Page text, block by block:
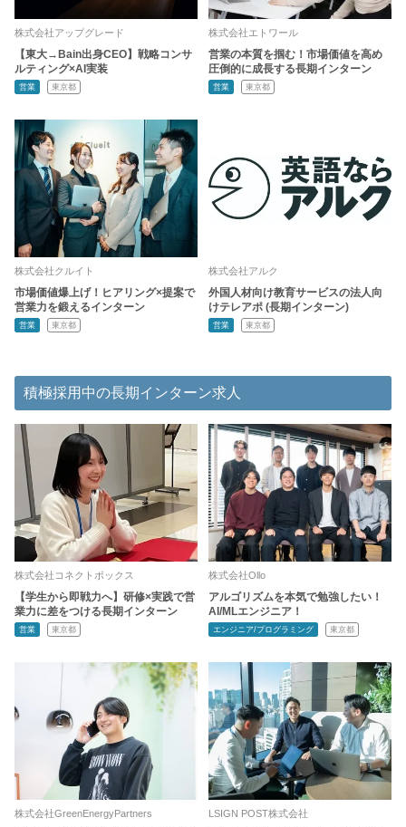
株式会社アップグレード
【東大→Bain出身CEO】戦略コンサ
ルティング×AI実装
営業 東京都
株式会社エトワール
営業の本質を掴む！市場価値を高め
圧倒的に成長する長期インターン
営業 東京都
株式会社クルイト
市場価値爆上げ！ヒアリング×提案で
営業力を鍛えるインターン
営業 東京都
株式会社アルク
外国人材向け教育サービスの法人向
けテレアポ (長期インターン)
営業 東京都
積極採用中の長期インターン求人
株式会社コネクトボックス
【学生から即戦力へ】研修×実践で営
業力に差をつける長期インターン
営業 東京都
株式会社Ollo
アルゴリズムを本気で勉強したい！
AI/MLエンジニア！
エンジニア/プログラミング 東京都
株式会社GreenEnergyPartners LSIGN POST株式会社